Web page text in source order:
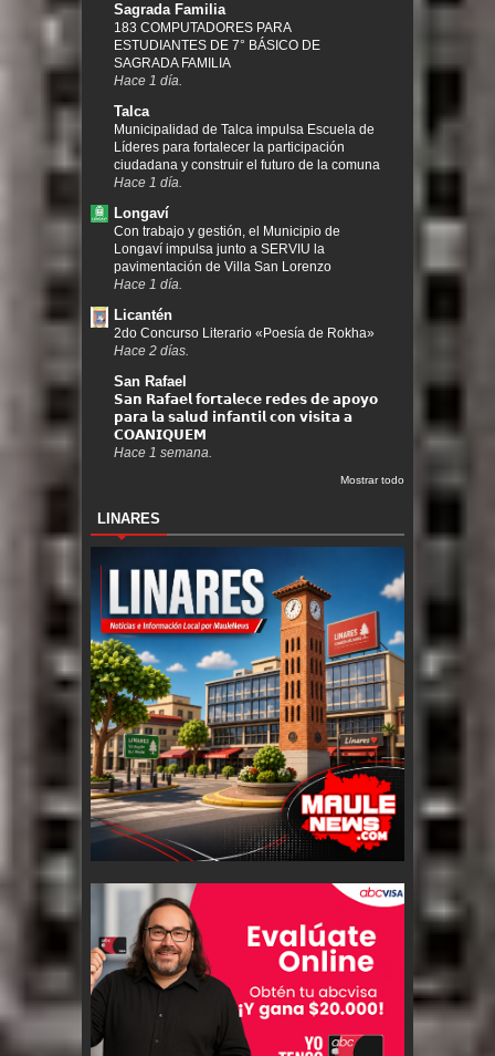
Sagrada Familia
183 COMPUTADORES PARA
ESTUDIANTES DE 7° BÁSICO DE
SAGRADA FAMILIA
Hace 1 día.
Talca
Municipalidad de Talca impulsa Escuela de
Líderes para fortalecer la participación
ciudadana y construir el futuro de la comuna
Hace 1 día.
Longaví
Con trabajo y gestión, el Municipio de
Longaví impulsa junto a SERVIU la
pavimentación de Villa San Lorenzo
Hace 1 día.
Licantén
2do Concurso Literario «Poesía de Rokha»
Hace 2 días.
San Rafael
𝗦𝗮𝗻 𝗥𝗮𝗳𝗮𝗲𝗹 𝗳𝗼𝗿𝘁𝗮𝗹𝗲𝗰𝗲 𝗿𝗲𝗱𝗲𝘀 𝗱𝗲 𝗮𝗽𝗼𝘆𝗼
𝗽𝗮𝗿𝗮 𝗹𝗮 𝘀𝗮𝗹𝘂𝗱 𝗶𝗻𝗳𝗮𝗻𝘁𝗶𝗹 𝗰𝗼𝗻 𝘃𝗶𝘀𝗶𝘁𝗮 𝗮
𝗖𝗢𝗔𝗡𝗜𝗤𝗨𝗘𝗠
Hace 1 semana.
Mostrar todo
LINARES